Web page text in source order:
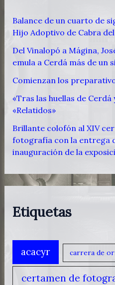
Balance de un cuarto de
Hijo Adoptivo de Cabra
Del Vinalopó a Mágina,
emula a Cerdá más de un
Comienzan los
«Tras las huellas de Cerdá
«Relatidos»
Brillante colofón al XIV
fotografía con la entrega
inauguración de la
Etiquetas
acacyr carrera de
certamen de